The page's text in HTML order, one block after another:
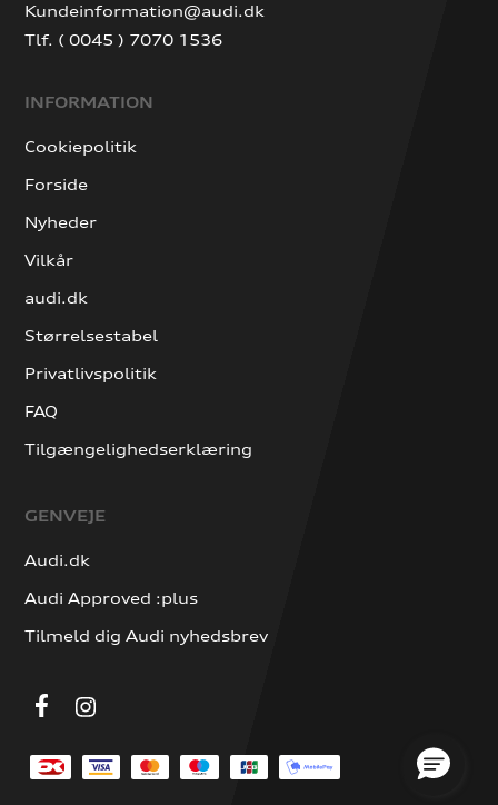
Kundeinformation@audi.dk
Tlf. ( 0045 ) 7070 1536
INFORMATION
Cookiepolitik
Forside
Nyheder
Vilkår
audi.dk
Størrelsestabel
Privatlivspolitik
FAQ
Tilgængelighedserklæring
GENVEJE
Audi.dk
Audi Approved :plus
Tilmeld dig Audi nyhedsbrev